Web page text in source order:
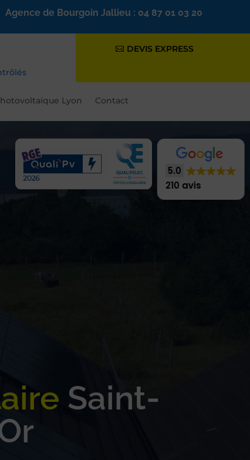
Agence de Bourgoin Jallieu : 04 87 01 03 20
DEVIS EXPRESS
Lyon Contact
5.0
210 avis
Saint-